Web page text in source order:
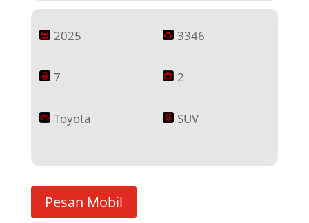
2025 3346
7 2
Toyota SUV
Pesan Mobil